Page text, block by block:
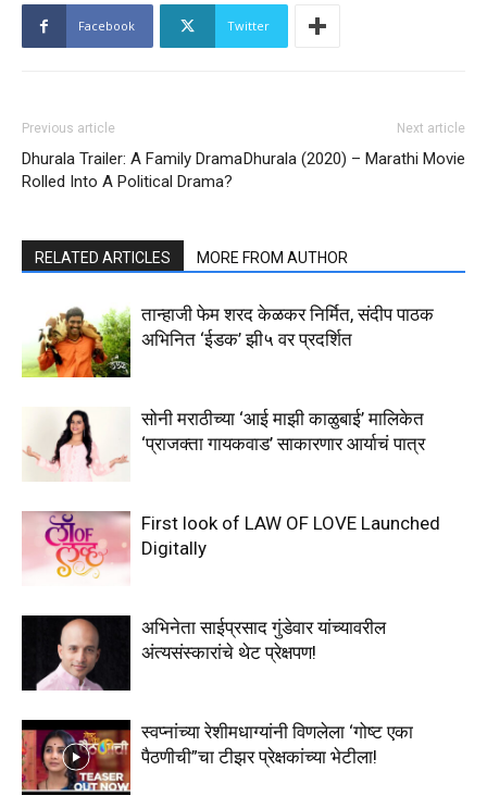
Facebook Twitter
Previous article
Dhurala Trailer: A Family Drama
Rolled Into A Political Drama?
Next article
Dhurala (2020) – Marathi Movie
RELATED ARTICLES MORE FROM AUTHOR
तान्हाजी फेम शरद केळकर निर्मित, संदीप पाठक
अभिनित ‘ईडक’ झी५ वर प्रदर्शित
सोनी मराठीच्या ‘आई माझी काळुबाई’ मालिकेत
‘प्राजक्ता गायकवाड’ साकारणार आर्याचं पात्र
First look of LAW OF LOVE Launched
Digitally
अभिनेता साईप्रसाद गुंडेवार यांच्यावरील
अंत्यसंस्कारांचे थेट प्रेक्षपण!
स्वप्नांच्या रेशीमधाग्यांनी विणलेला ‘गोष्ट एका
पैठणीची”चा टीझर प्रेक्षकांच्या भेटीला!